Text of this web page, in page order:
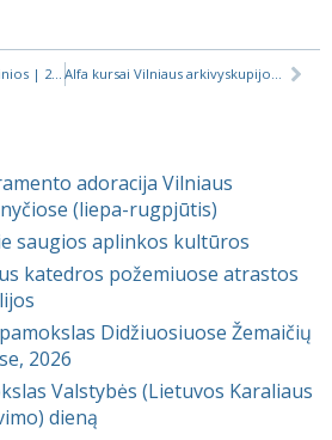
Vilniaus arkivyskupijos žinios | 2025-01-03 Alfa kursai Vilniaus arkivyskupijoje, 2025 m. žiema
adoracija Vilniaus
(liepa-rugpjūtis)
saugios aplinkos kultūros
katedros požemiuose atrastos
Didžiuosiuose Žemaičių
2026
Valstybės (Lietuvos Karaliaus
dieną